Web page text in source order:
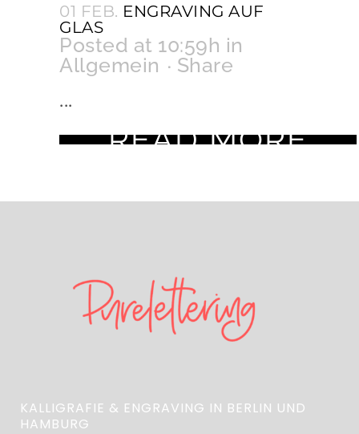
01 FEB. ENGRAVING AUF
GLAS
Posted at 10:59h in
Allgemein
Share
...
READ MORE
KALLIGRAFIE & ENGRAVING IN BERLIN UND
HAMBURG